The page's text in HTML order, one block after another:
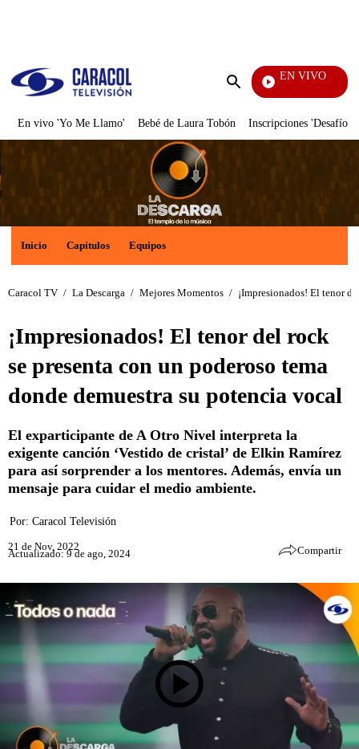
Enviar
EN VIVO
También Caerás
En vivo 'Yo Me Llamo' Bebé de Laura Tobón Inscripciones 'Desafío'
Inicio Capítulos Equipos
Caracol TV / La Descarga / Mejores Momentos / ¡Impresionados! El tenor
¡Impresionados! El tenor del rock
se presenta con un poderoso tema
donde demuestra su potencia vocal
El exparticipante de A Otro Nivel interpreta la
exigente canción ‘Vestido de cristal’ de Elkin Ramírez
para así sorprender a los mentores. Además, envía un
mensaje para cuidar el medio ambiente.
Por: Caracol Televisión
21 de Nov, 2022
Actualizado: 9 de ago, 2024 Compartir